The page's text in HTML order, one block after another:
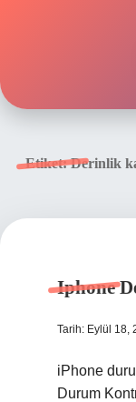
Etiket:Derinlik
Iphone
Tarih: Eylül 18,
iPhone
Durum